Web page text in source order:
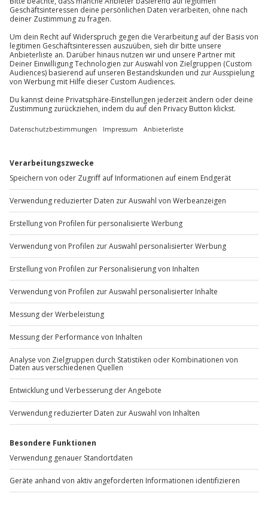
Canadierund/oderKajak)
Region:Stuttgart & Umgebung (wassernahe
Strecken in der Region)
Geeignet für:Einsteiger:innen und
Fortgeschrittene (je nach Tourformat)
Format:Geführte Tour oder selbstständige Tour
nach Einweisung (abhängig vom jeweiligen
Erlebnis)
Lernfaktor:Grundtechnik Paddeln, Lenk- und
Bremsmanöver, Verhalten auf dem Wasser
Wetter:Typischerweise saison- und
wetterabhängig (Sicherheit geht vor)
Anlass:Freizeit, Teamevent, JGA, Geburtstag,
Geschenk-Erlebnis
Hinweis: Die exakten Inhalte (Dauer, genaue Strecke,
Teilnahmebedingungen) variieren je nach konkret buchbarer
Variante auf der Jochen-Schweizer-Erlebnis-Seite.
FAQ: Häufige Fragen zu Kanu fahren in Stuttgart
1) Ist Kanu fahren in Stuttgart auch für Anfänger
geeignet?
Ja. Viele Touren sind so konzipiert, dass du nach einer
Einweisung direkt lospaddeln kannst. Technik und
Sicherheit stehen am Anfang.
2) Was ist der Unterschied zwischen Kajak und
Canadier beim Kanu fahren nahe Stuttgart?
Im Kajak sitzt du tiefer und nutzt meist ein
Doppelpaddel. Im Canadier sitzt oder kniest du höher
und paddelst häufig mit Stechpaddel – das Fahrgefühl
3) Welche Ausrüstung brauche ich zum Kanu fahren
rund um Stuttgart?
Boot, Paddel und übliches Sicherheits-Equipment
werden in der Regel gestellt. Sinnvoll sind Kleidung